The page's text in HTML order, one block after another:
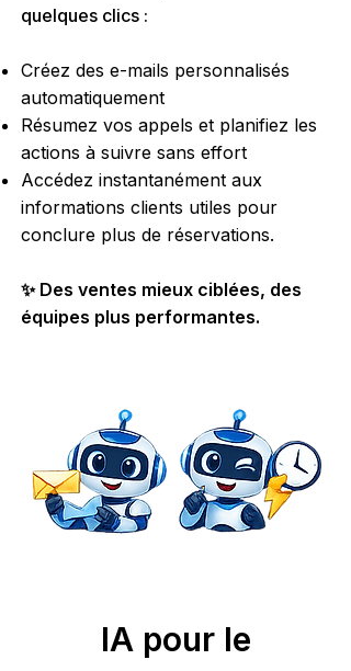
quelques clics :
Créez des e-mails personnalisés
automatiquement
Résumez vos appels et planifiez les
actions à suivre sans effort
Accédez instantanément aux
informations clients utiles pour
conclure plus de réservations.
✨ Des ventes mieux ciblées, des
équipes plus performantes.
IA pour le